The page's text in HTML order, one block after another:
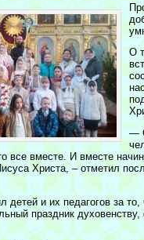
О
—
все вместе. И вместе
Христа, – отметил
детей и их педагогов за
праздник